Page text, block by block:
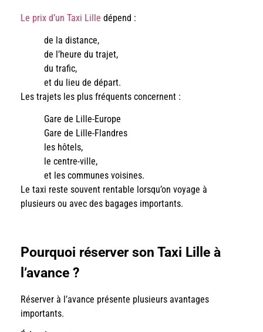
Le prix d’un Taxi Lille dépend :
de la distance,
de l’heure du trajet,
du trafic,
et du lieu de départ.
Les trajets les plus fréquents concernent :
Gare de Lille-Europe
Gare de Lille-Flandres
les hôtels,
le centre-ville,
et les communes voisines.
Le taxi reste souvent rentable lorsqu’on voyage à
plusieurs ou avec des bagages importants.
Pourquoi réserver son Taxi Lille à
l’avance ?
Réserver à l’avance présente plusieurs avantages
importants.